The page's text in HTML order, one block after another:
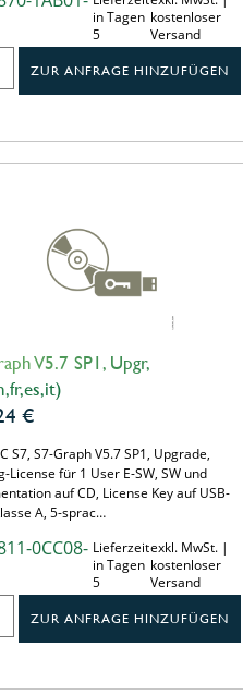
in Tagen
5
kostenloser
Versand
ZUR ANFRAGE HINZUFÜGEN
V5.7 SP1, Upgr,
€
S7, S7-Graph V5.7 SP1, Upgrade,
License für 1 User E-SW, SW und
auf CD, License Key auf USB-
A, 5-sprac…
0CC08- Lieferzeit
in Tagen
5
exkl. MwSt. |
kostenloser
Versand
ZUR ANFRAGE HINZUFÜGEN